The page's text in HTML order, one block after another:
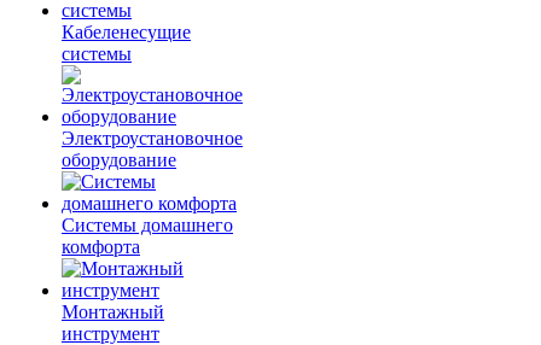
Кабеленесущие
системы
Электроустановочное
оборудование
Системы домашнего
комфорта
Монтажный
инструмент